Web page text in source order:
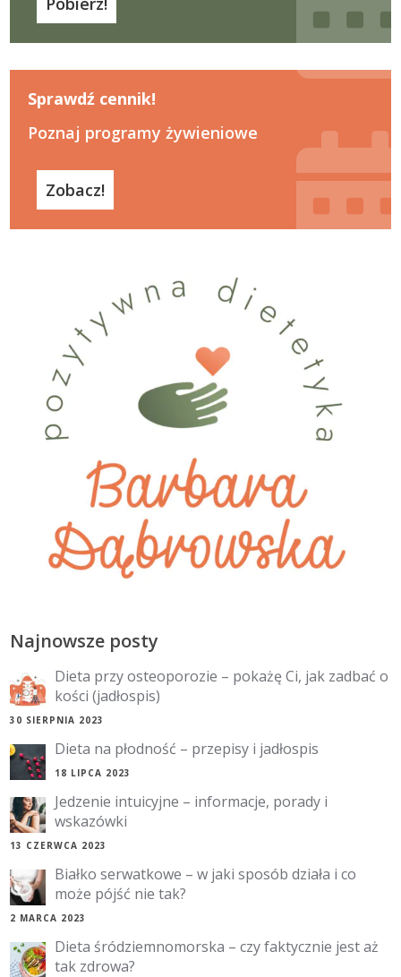
Sprawdź cennik!
Poznaj programy żywieniowe
Zobacz!
Najnowsze posty
Dieta przy osteoporozie – pokażę Ci, jak zadbać o
kości (jadłospis)
30 SIERPNIA 2023
Dieta na płodność – przepisy i jadłospis
18 LIPCA 2023
Jedzenie intuicyjne – informacje, porady i
wskazówki
13 CZERWCA 2023
Białko serwatkowe – w jaki sposób działa i co
może pójść nie tak?
2 MARCA 2023
Dieta śródziemnomorska – czy faktycznie jest aż
tak zdrowa?